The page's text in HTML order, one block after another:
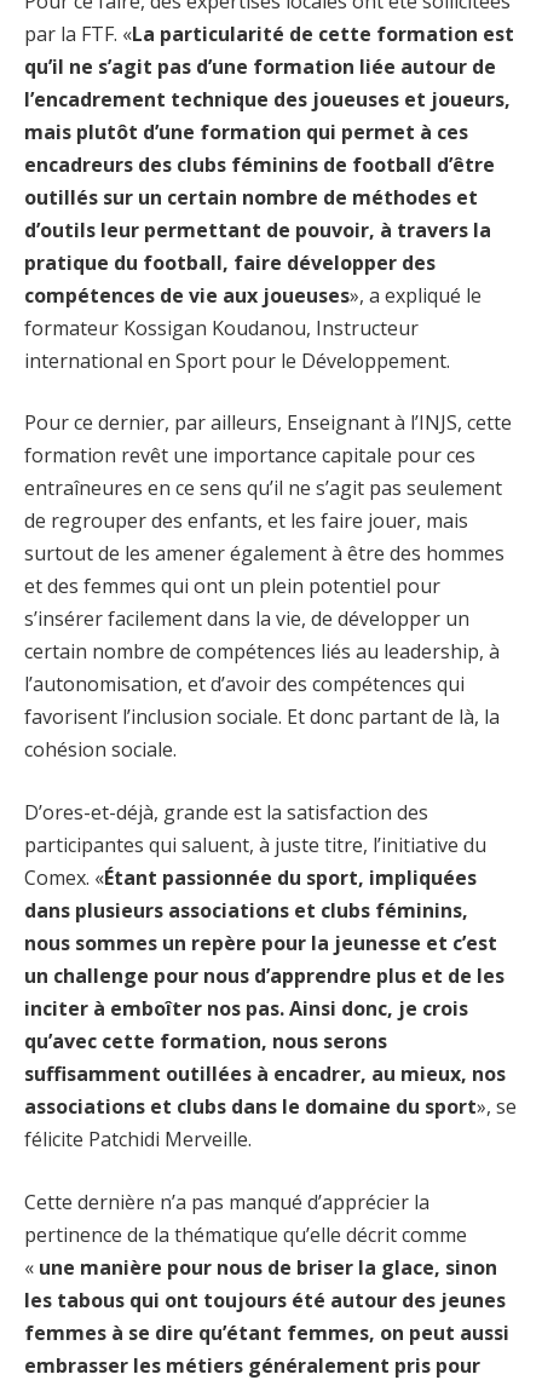
par la FTF. «La particularité de cette formation est
qu’il ne s’agit pas d’une formation liée autour de
l’encadrement technique des joueuses et joueurs,
mais plutôt d’une formation qui permet à ces
encadreurs des clubs féminins de football d’être
outillés sur un certain nombre de méthodes et
d’outils leur permettant de pouvoir, à travers la
pratique du football, faire développer des
compétences de vie aux joueuses», a expliqué le
formateur Kossigan Koudanou, Instructeur
international en Sport pour le Développement.
Pour ce dernier, par ailleurs, Enseignant à l’INJS, cette
formation revêt une importance capitale pour ces
entraîneures en ce sens qu’il ne s’agit pas seulement
de regrouper des enfants, et les faire jouer, mais
surtout de les amener également à être des hommes
et des femmes qui ont un plein potentiel pour
s’insérer facilement dans la vie, de développer un
certain nombre de compétences liés au leadership, à
l’autonomisation, et d’avoir des compétences qui
favorisent l’inclusion sociale. Et donc partant de là, la
cohésion sociale.
D’ores-et-déjà, grande est la satisfaction des
participantes qui saluent, à juste titre, l’initiative du
Comex. «Étant passionnée du sport, impliquées
dans plusieurs associations et clubs féminins,
nous sommes un repère pour la jeunesse et c’est
un challenge pour nous d’apprendre plus et de les
inciter à emboîter nos pas. Ainsi donc, je crois
qu’avec cette formation, nous serons
suffisamment outillées à encadrer, au mieux, nos
associations et clubs dans le domaine du sport», se
félicite Patchidi Merveille.
Cette dernière n’a pas manqué d’apprécier la
pertinence de la thématique qu’elle décrit comme
« une manière pour nous de briser la glace, sinon
les tabous qui ont toujours été autour des jeunes
femmes à se dire qu’étant femmes, on peut aussi
embrasser les métiers généralement pris pour